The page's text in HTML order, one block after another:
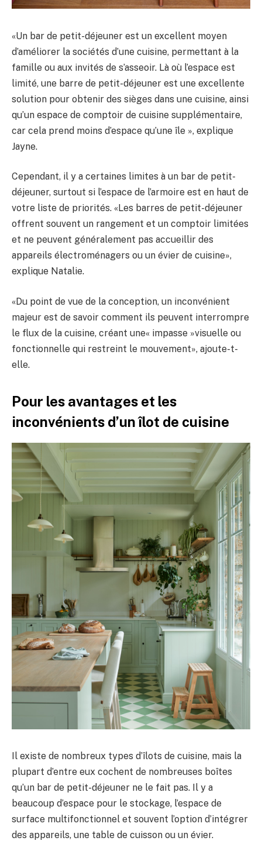
«Un bar de petit-déjeuner est un excellent moyen
d’améliorer la sociétés d’une cuisine, permettant à la
famille ou aux invités de s’asseoir. Là où l’espace est
limité, une barre de petit-déjeuner est une excellente
solution pour obtenir des sièges dans une cuisine, ainsi
qu’un espace de comptoir de cuisine supplémentaire,
car cela prend moins d’espace qu’une île », explique
Jayne.
Cependant, il y a certaines limites à un bar de petit-
déjeuner, surtout si l’espace de l’armoire est en haut de
votre liste de priorités. «Les barres de petit-déjeuner
offrent souvent un rangement et un comptoir limitées
et ne peuvent généralement pas accueillir des
appareils électroménagers ou un évier de cuisine»,
explique Natalie.
«Du point de vue de la conception, un inconvénient
majeur est de savoir comment ils peuvent interrompre
le flux de la cuisine, créant une« impasse »visuelle ou
fonctionnelle qui restreint le mouvement», ajoute-t-
elle.
Pour les avantages et les
inconvénients d’un îlot de cuisine
Il existe de nombreux types d’îlots de cuisine, mais la
plupart d’entre eux cochent de nombreuses boîtes
qu’un bar de petit-déjeuner ne le fait pas. Il y a
beaucoup d’espace pour le stockage, l’espace de
surface multifonctionnel et souvent l’option d’intégrer
des appareils, une table de cuisson ou un évier.